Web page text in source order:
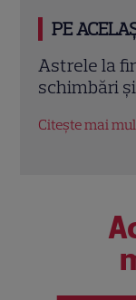
PE
Cristina
care începe